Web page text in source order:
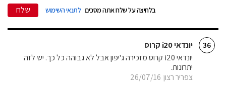
בלחיצה על שלח אתה מסכים לתנאי השימוש שלח
36 יונדאי i20 קרוס
צפריר רצון 26/07/16
יונדאי i20 קרוס מזכירה ג'יפון אבל לא גבוהה כל כך. יש לזה
יתרונות.